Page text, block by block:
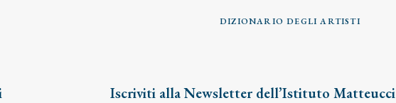
DIZIONARIO DEGLI ARTISTI
Iscriviti alla Newsletter dell’Istituto Matteucci